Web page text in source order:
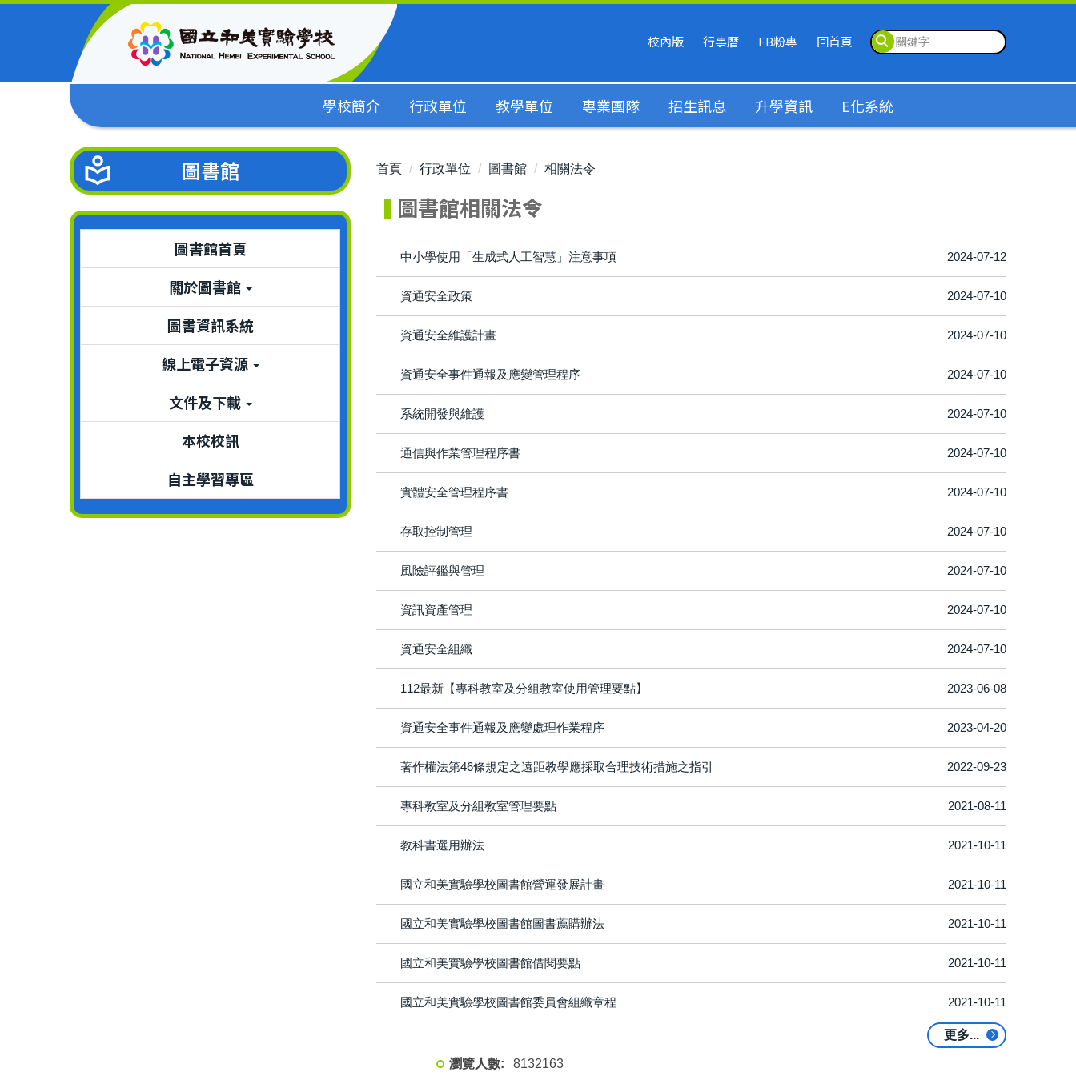
校內版 行事曆 FB粉專 回首頁
學校簡介 行政單位 教學單位 專業團隊 招生訊息 升學資訊 E化系統
圖書館
圖書館首頁
關於圖書館
圖書資訊系統
線上電子資源
文件及下載
本校校訊
自主學習專區
首頁 行政單位 圖書館 相關法令
圖書館相關法令
中小學使用「生成式人工智慧」注意事項 2024-07-12
資通安全政策 2024-07-10
資通安全維護計畫 2024-07-10
資通安全事件通報及應變管理程序 2024-07-10
系統開發與維護 2024-07-10
通信與作業管理程序書 2024-07-10
實體安全管理程序書 2024-07-10
存取控制管理 2024-07-10
風險評鑑與管理 2024-07-10
資訊資產管理 2024-07-10
資通安全組織 2024-07-10
112最新【專科教室及分組教室使用管理要點】 2023-06-08
資通安全事件通報及應變處理作業程序 2023-04-20
著作權法第46條規定之遠距教學應採取合理技術措施之指引 2022-09-23
專科教室及分組教室管理要點 2021-08-11
教科書選用辦法 2021-10-11
國立和美實驗學校圖書館營運發展計畫 2021-10-11
國立和美實驗學校圖書館圖書薦購辦法 2021-10-11
國立和美實驗學校圖書館借閱要點 2021-10-11
國立和美實驗學校圖書館委員會組織章程 2021-10-11
更多...
8132163